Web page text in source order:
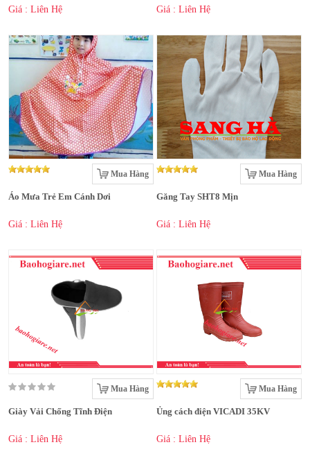
Giá : Liên Hệ Giá : Liên Hệ
Mua Hàng
Áo Mưa Trẻ Em Cánh Dơi
Giá : Liên Hệ
Mua Hàng
Găng Tay SHT8 Mịn
Giá : Liên Hệ
Mua Hàng
Giày Vải Chống Tĩnh Điện
Giá : Liên Hệ
Mua Hàng
Ủng cách điện VICADI 35KV
Giá : Liên Hệ